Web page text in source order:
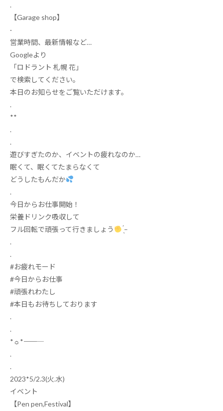
.
【Garage shop】
·
営業時間、最新情報など…
Googleより
「ロドラント 札幌花」
で検索してください。
本日のお知らせをご覧いただけます‍。
.
**
.
.
遊びすぎたのか、イベントの疲れなのか…
眠くて、眠くてたまらなくて
どうしたもんだか
.
今日からお仕事開始！
栄養ドリンク吸収して
フル回転で頑張って行きましょう
̖́–
.
.
#お疲れモード
#今日からお仕事
#頑張れわたし
#本日もお待ちしております
.
.
*☼*―――――
.
.
2023*5/2.3(火.水)
イベント
【Pen pen,Festival】